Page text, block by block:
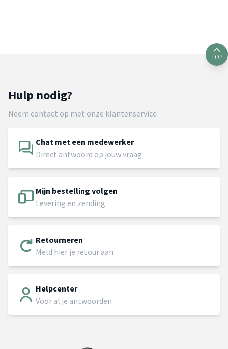
TOP
Hulp nodig?
Neem contact op met onze klantenservice
Chat met een medewerker
Direct antwoord op jouw vraag
Mijn bestelling volgen
Levering en zending
Retourneren
Meld hier je retour aan
Helpcenter
Voor al je antwoorden